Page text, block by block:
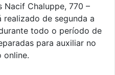
Nacif Chaluppe, 770 –
realizado de segunda a
todo o período de
para auxiliar no
online.